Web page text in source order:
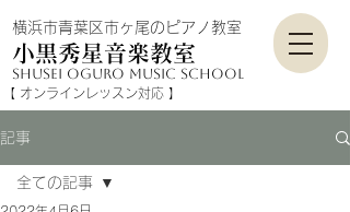
横浜市青葉区市ヶ尾のピアノ教室
小黒秀星音楽教室
shusei Oguro music school
​【 オンラインレッスン対応​​ 】
記事
全ての記事